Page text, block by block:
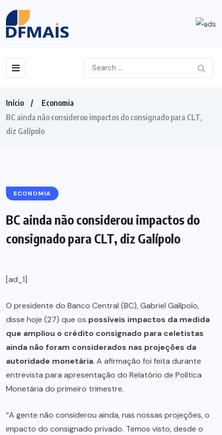
Início
Economia
BC ainda não considerou impactos do consignado para CLT,
diz Galípolo
ECONOMIA
BC ainda não considerou impactos do
consignado para CLT, diz Galípolo
[ad_1]
O presidente do Banco Central (BC), Gabriel Galípolo,
disse hoje (27) que os possíveis impactos da medida
que ampliou o crédito consignado para celetistas
ainda não foram considerados nas projeções da
autoridade monetária. A afirmação foi feita durante
entrevista para apresentação do Relatório de Política
Monetária do primeiro trimestre.
“A gente não considerou ainda, nas nossas projeções, o
impacto do consignado privado. Temos visto, desde o